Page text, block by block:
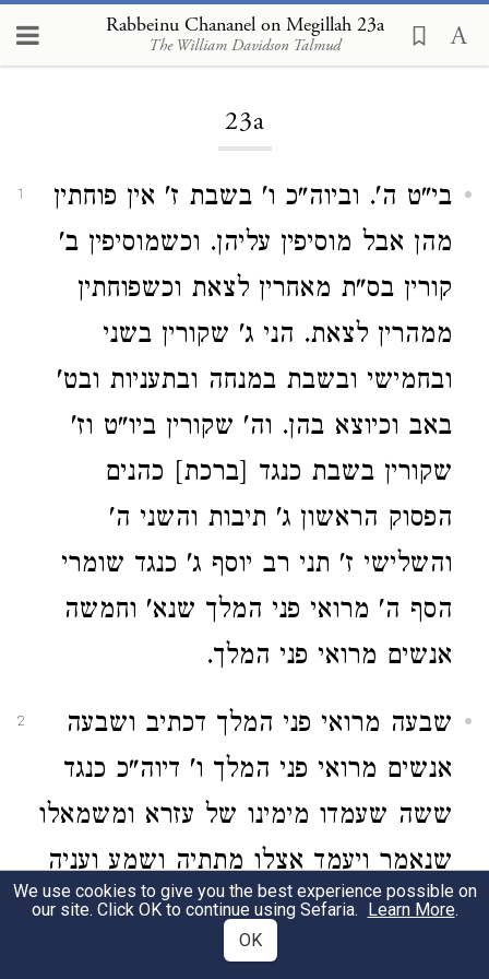
Rabbeinu Chananel on Megillah 23a
The William Davidson Talmud
Loading...
23a
1
בי"ט ה'. וביוה"כ ו' בשבת ז' אין פוחתין
מהן אבל מוסיפין עליהן. וכשמוסיפין ב'
קורין בס"ת מאחרין לצאת וכשפוחתין
ממהרין לצאת. הני ג' שקורין בשני
ובחמישי ובשבת במנחה ובתעניות ובט'
באב וכיוצא בהן. וה' שקורין ביו"ט וז'
שקורין בשבת כנגד [ברכת] כהנים
הפסוק הראשון ג' תיבות והשני ה'
והשלישי ז' תני רב יוסף ג' כנגד שומרי
הסף ה' מרואי פני המלך שנא' וחמשה
אנשים מרואי פני המלך.
2
שבעה מרואי פני המלך דכתיב ושבעה
אנשים מרואי פני המלך ו' דיוה"כ כנגד
ששה שעמדו מימינו של עזרא ומשמאלו
שנאמר ויעמד אצלו מתתיה ושמע ועניה
ואוריה וחלקיה ומעשיה על ימינו
ומשמאלו פדיה וגו':
We use cookies to give you the best experience possible on
our site. Click OK to continue using Sefaria. Learn More.
OK